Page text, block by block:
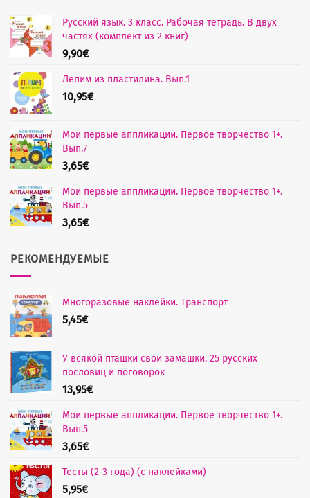
Русский язык. 3 класс. Рабочая тетрадь. В двух
частях (комплект из 2 книг)
9,90€
Лепим из пластилина. Вып.1
10,95€
Мои первые аппликации. Первое творчество 1+.
Вып.7
3,65€
Мои первые аппликации. Первое творчество 1+.
Вып.5
3,65€
РЕКОМЕНДУЕМЫЕ
Многоразовые наклейки. Транспорт
5,45€
У всякой пташки свои замашки. 25 русских
пословиц и поговорок
13,95€
Мои первые аппликации. Первое творчество 1+.
Вып.5
3,65€
Тесты (2-3 года) (с наклейками)
5,95€